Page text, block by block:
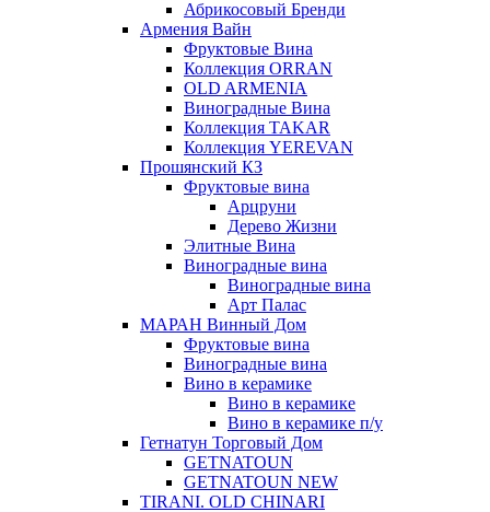
Абрикосовый Бренди
Армения Вайн
Фруктовые Вина
Коллекция ORRAN
OLD ARMENIA
Виноградные Вина
Коллекция TAKAR
Коллекция YEREVAN
Прошянский КЗ
Фруктовые вина
Арцруни
Дерево Жизни
Элитные Вина
Виноградные вина
Виноградные вина
Арт Палас
МАРАН Винный Дом
Фруктовые вина
Виноградные вина
Вино в керамике
Вино в керамике
Вино в керамике п/у
Гетнатун Торговый Дом
GETNATOUN
GETNATOUN NEW
TIRANI. OLD CHINARI